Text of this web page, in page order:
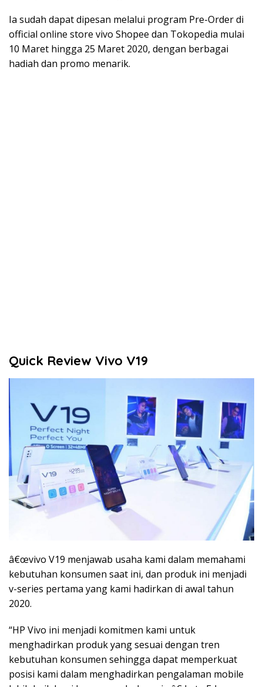
Ia sudah dapat dipesan melalui program Pre-Order di
official online store vivo Shopee dan Tokopedia mulai
10 Maret hingga 25 Maret 2020, dengan berbagai
hadiah dan promo menarik.
Quick Review Vivo V19
â€œvivo V19 menjawab usaha kami dalam memahami
kebutuhan konsumen saat ini, dan produk ini menjadi
v-series pertama yang kami hadirkan di awal tahun
2020.
“HP Vivo ini menjadi komitmen kami untuk
menghadirkan produk yang sesuai dengan tren
kebutuhan konsumen sehingga dapat memperkuat
posisi kami dalam menghadirkan pengalaman mobile